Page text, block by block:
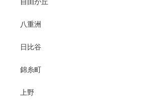
八重洲
日比谷
錦糸町
上野